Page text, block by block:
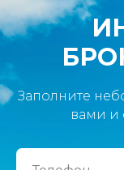
Заполните
вами и